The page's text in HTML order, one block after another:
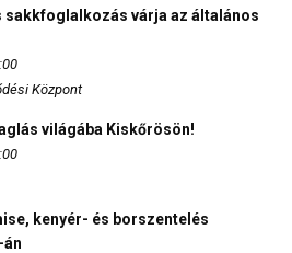
sakkfoglalkozás várja az általános
Központ
világába Kiskőrösön!
kenyér- és borszentelés